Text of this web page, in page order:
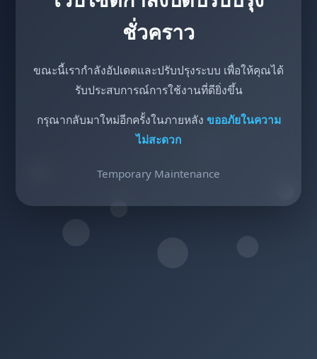
ชั่วคราว
ขณะนี้เรากำลังอัปเดตและปรับปรุงระบบ เพื่อให้คุณได้
รับประสบการณ์การใช้งานที่ดียิ่งขึ้น
กรุณากลับมาใหม่อีกครั้งในภายหลัง ขออภัยในความ
ไม่สะดวก
Temporary Maintenance